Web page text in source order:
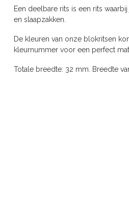
Een deelbare rits is een rits
en slaapzakken.
De kleuren van onze blokritsen
kleurnummer voor een perfect
Totale breedte: 32 mm. Breedte